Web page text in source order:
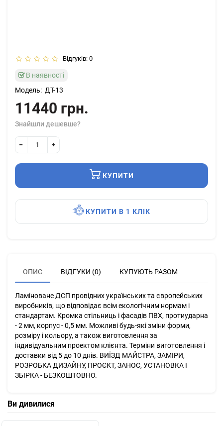
Відгуків: 0
В наявності
Модель: ДТ-13
11440 грн.
Знайшли дешевше?
КУПИТИ
КУПИТИ В 1 КЛІК
ОПИС ВІДГУКИ (0) КУПУЮТЬ РАЗОМ
Ламіноване ДСП провідних українських та європейських
виробників, що відповідає всім екологічним нормам і
стандартам. Кромка стільниць і фасадів ПВХ, протиударна
- 2 мм, корпус - 0,5 мм. Можливі будь-які зміни форми,
розміру і кольору, а також виготовлення за
індивідуальним проектом клієнта. Терміни виготовлення і
доставки від 5 до 10 днів. ВИЇЗД МАЙСТРА, ЗАМІРИ,
РОЗРОБКА ДИЗАЙНУ, ПРОЄКТ, ЗАНОС, УСТАНОВКА І
ЗБІРКА - БЕЗКОШТОВНО.
Ви дивилися